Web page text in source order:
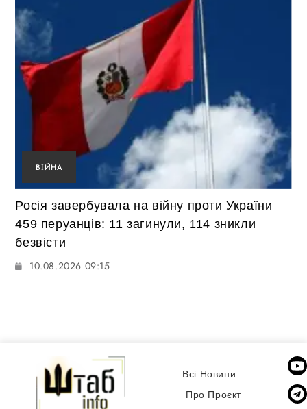
ВІЙНА
Росія завербувала на війну проти України
459 перуанців: 11 загинули, 114 зникли
безвісти
10.08.2026 09:15
Всі Новини
Про Проєкт